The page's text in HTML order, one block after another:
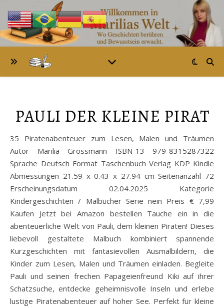
PAULI DER KLEINE PIRAT
35 Piratenabenteuer zum Lesen, Malen und Träumen
Autor Marilia Grossmann ISBN-13 979-8315287322
Sprache Deutsch Format Taschenbuch Verlag KDP Kindle
Abmessungen 21.59 x 0.43 x 27.94 cm Seitenanzahl 72
Erscheinungsdatum 02.04.2025 Kategorie
Kindergeschichten / Malbücher Serie nein Preis € 7,99
Kaufen Jetzt bei Amazon bestellen Tauche ein in die
abenteuerliche Welt von Pauli, dem kleinen Piraten! Dieses
liebevoll gestaltete Malbuch kombiniert spannende
Kurzgeschichten mit fantasievollen Ausmalbildern, die
Kinder zum Lesen, Malen und Träumen einladen. Begleite
Pauli und seinen frechen Papageienfreund Kiki auf ihrer
Schatzsuche, entdecke geheimnisvolle Inseln und erlebe
lustige Piratenabenteuer auf hoher See. Perfekt für kleine